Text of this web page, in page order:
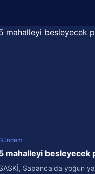
mahalleyi besleyecek
Sapanca'da yoğun